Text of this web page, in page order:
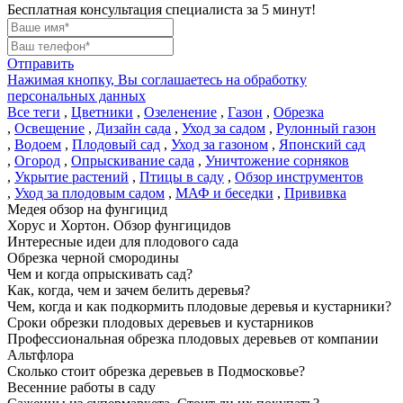
Бесплатная консультация специалиста за 5 минут!
Отправить
Нажимая кнопку, Вы соглашаетесь на обработку
персональных данных
Все теги , Цветники , Озеленение , Газон , Обрезка
, Освещение , Дизайн сада , Уход за садом , Рулонный газон
, Водоем , Плодовый сад , Уход за газоном , Японский сад
, Огород , Опрыскивание сада , Уничтожение сорняков
, Укрытие растений , Птицы в саду , Обзор инструментов
, Уход за плодовым садом , МАФ и беседки , Прививка
Медея обзор на фунгицид
Хорус и Хортон. Обзор фунгицидов
Интересные идеи для плодового сада
Обрезка черной смородины
Чем и когда опрыскивать сад?
Как, когда, чем и зачем белить деревья?
Чем, когда и как подкормить плодовые деревья и кустарники?
Сроки обрезки плодовых деревьев и кустарников
Профессиональная обрезка плодовых деревьев от компании
Альтфлора
Сколько стоит обрезка деревьев в Подмосковье?
Весенние работы в саду